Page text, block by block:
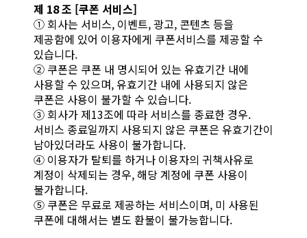
제 18 조 [쿠폰 서비스]
① 회사는 서비스, 이벤트, 광고, 콘텐츠 등을
제공함에 있어 이용자에게 쿠폰서비스를 제공할 수
있습니다.
② 쿠폰은 쿠폰 내 명시되어 있는 유효기간 내에
사용할 수 있으며, 유효기간 내에 사용되지 않은
쿠폰은 사용이 불가할 수 있습니다.
③ 회사가 제13조에 따라 서비스를 종료한 경우.
서비스 종료일까지 사용되지 않은 쿠폰은 유효기간이
남아있더라도 사용이 불가합니다.
④ 이용자가 탈퇴를 하거나 이용자의 귀책사유로
계정이 삭제되는 경우, 해당 계정에 쿠폰 사용이
불가합니다.
⑤ 쿠폰은 무료로 제공하는 서비스이며, 미 사용된
쿠폰에 대해서는 별도 환불이 불가능합니다.